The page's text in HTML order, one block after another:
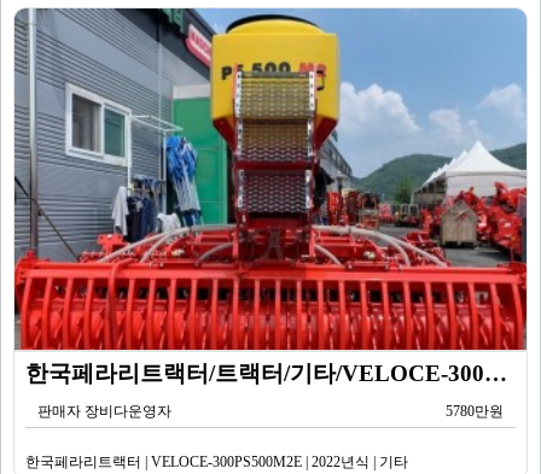
한국페라리트랙터/트랙터/기타/VELOCE-300PS500M2E/2022년식
판매자 장비다운영자 5780만원
한국페라리트랙터 | VELOCE-300PS500M2E | 2022년식 | 기타